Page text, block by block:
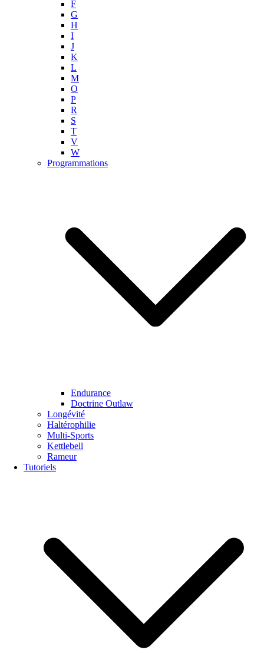
F
G
H
I
J
K
L
M
O
P
R
S
T
V
W
Programmations
Endurance
Doctrine Outlaw
Longévité
Haltérophilie
Multi-Sports
Kettlebell
Rameur
Tutoriels